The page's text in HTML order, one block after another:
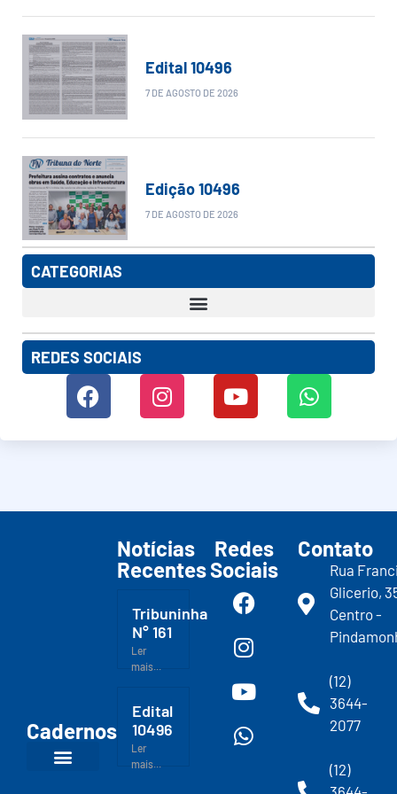
Edital 10496
7 DE AGOSTO DE 2026
Edição 10496
7 DE AGOSTO DE 2026
CATEGORIAS
REDES SOCIAIS
Cadernos
Notícias
Recentes
Tribuninha
N° 161
Ler
mais...
Edital
10496
Ler
mais...
Redes
Sociais
Contato
Rua
Glicerio,
Centro -
(12)
3644-
2077
(12)